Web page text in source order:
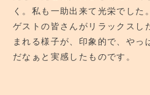
く。私も一助出来て光栄でした。
ゲストの皆さんがリラックスし
まれる様子が、印象的で、やっ
だなぁと実感したものです。